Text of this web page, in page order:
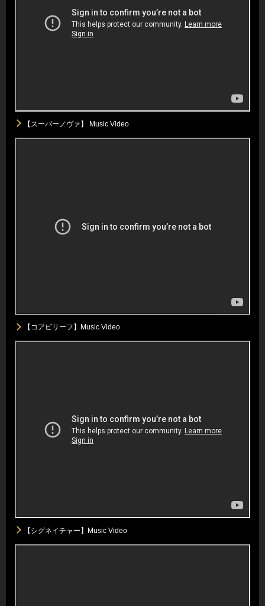
【スーパーノヴァ】 Music Video
【コアビリーフ】Music Video
【シグネイチャー】Music Video